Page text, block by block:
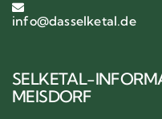
info@dasselketal.de
SELKETAL-
MEISDORF